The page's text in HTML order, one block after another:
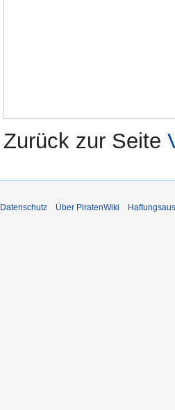
Zurück zur Seite
Datenschutz Über PiratenWiki